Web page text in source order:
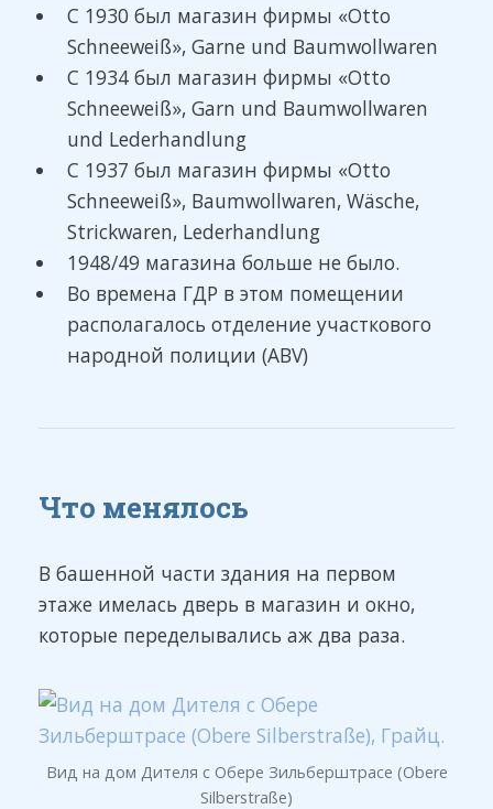
С 1930 был магазин фирмы «Otto
Schneeweiß», Garne und Baumwollwaren
С 1934 был магазин фирмы «Otto
Schneeweiß», Garn und Baumwollwaren
und Lederhandlung
С 1937 был магазин фирмы «Otto
Schneeweiß», Baumwollwaren, Wäsche,
Strickwaren, Lederhandlung
1948/49 магазина больше не было.
Во времена ГДР в этом помещении
располагалось отделение участкового
народной полиции (ABV)
Что менялось
В башенной части здания на первом
этаже имелась дверь в магазин и окно,
которые переделывались аж два раза.
Вид на дом Дителя с Обере Зильберштрасе (Obere
Silberstraße)